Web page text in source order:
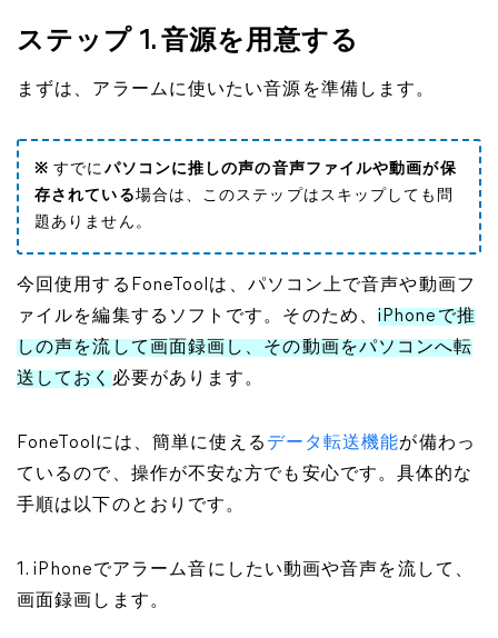
ステップ 1. 音源を用意する
まずは、アラームに使いたい音源を準備します。
※すでに パソコンに推しの声の音声ファイルや動画が保
存されている場合は、このステップはスキップしても問
題ありません。
今回使用するFoneToolは、パソコン上で音声や動画フ
ァイルを編集するソフトです。そのため、 iPhoneで推
しの声を流して画面録画し、その動画をパソコンへ転
送しておく 必要があります。
FoneToolには、簡単に使える データ転送機能が備わっ
ているので、操作が不安な方でも安心です。具体的な
手順は以下のとおりです。
1. iPhoneでアラーム音にしたい動画や音声を流して、
画面録画します。